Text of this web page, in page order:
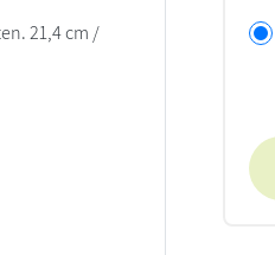
21,4 cm /